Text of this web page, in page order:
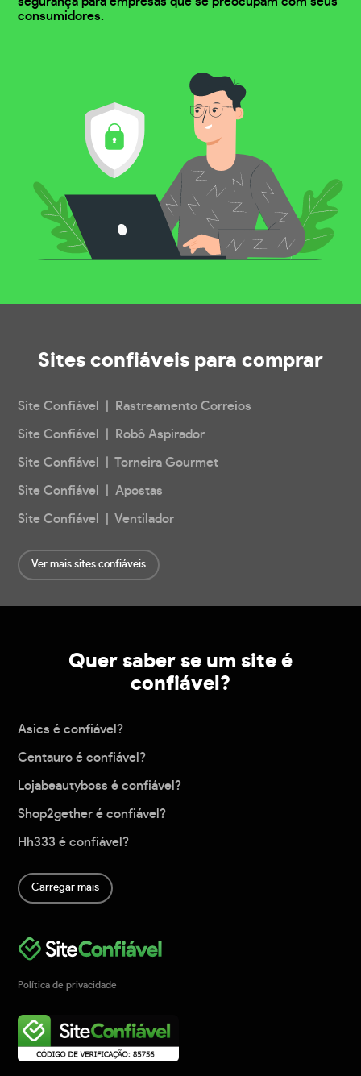
consumidores.
Sites confiáveis para comprar
Site Confiável | Rastreamento Correios
Site Confiável | Robô Aspirador
Site Confiável | Torneira Gourmet
Site Confiável | Apostas
Site Confiável | Ventilador
Ver mais sites confiáveis
Quer saber se um site é
confiável?
Asics é confiável?
Centauro é confiável?
Lojabeautyboss é confiável?
Shop2gether é confiável?
Hh333 é confiável?
Carregar mais
Política de privacidade